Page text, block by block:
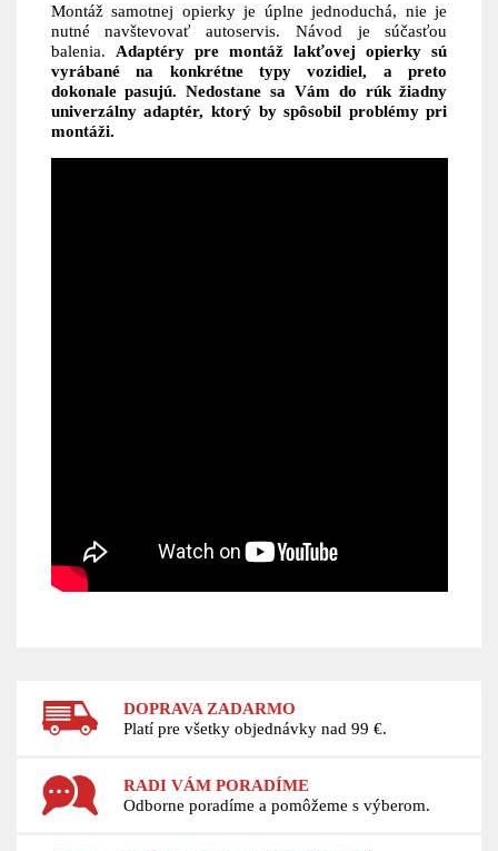
Montáž samotnej opierky je úplne jednoduchá, nie je
nutné navštevovať autoservis. Návod je súčasťou
balenia. Adaptéry pre montáž lakťovej opierky sú
vyrábané na konkrétne typy vozidiel, a preto
dokonale pasujú. Nedostane sa Vám do rúk žiadny
univerzálny adaptér, ktorý by spôsobil problémy pri
montáži.
DOPRAVA ZADARMO
Platí pre všetky objednávky nad 99 €.
RADI VÁM PORADÍME
Odborne poradíme a pomôžeme s výberom.